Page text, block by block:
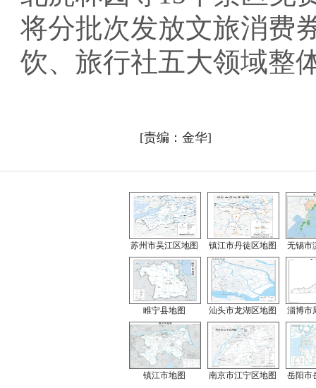
将分批次发放文旅消费
饮、旅行社五大领域整
[责编：金华]
苏州市吴江区地图 镇江市丹徒区地图 无锡市
睢宁县地图 汕头市龙湖区地图 淄博市
镇江市地图 南京市江宁区地图 岳阳市